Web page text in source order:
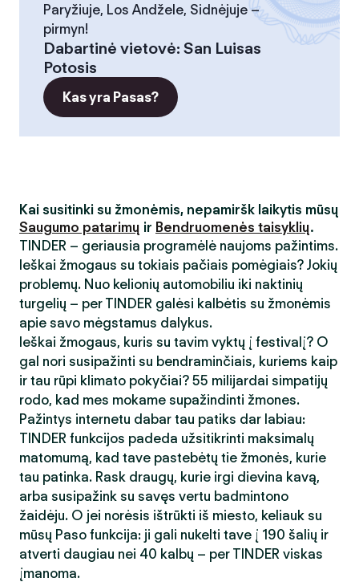
Paryžiuje, Los Andžele, Sidnėjuje –
pirmyn!
Dabartinė vietovė: San Luisas
Potosis
Kas yra Pasas?
Kai susitinki su žmonėmis, nepamiršk laikytis mūsų
Saugumo patarimų ir Bendruomenės taisyklių.
TINDER – geriausia programėlė naujoms pažintims.
Ieškai žmogaus su tokiais pačiais pomėgiais? Jokių
problemų. Nuo kelionių automobiliu iki naktinių
turgelių – per TINDER galėsi kalbėtis su žmonėmis
apie savo mėgstamus dalykus.
Ieškai žmogaus, kuris su tavim vyktų į festivalį? O
gal nori susipažinti su bendraminčiais, kuriems kaip
ir tau rūpi klimato pokyčiai? 55 milijardai simpatijų
rodo, kad mes mokame supažindinti žmones.
Pažintys internetu dabar tau patiks dar labiau:
TINDER funkcijos padeda užsitikrinti maksimalų
matomumą, kad tave pastebėtų tie žmonės, kurie
tau patinka. Rask draugų, kurie irgi dievina kavą,
arba susipažink su savęs vertu badmintono
žaidėju. O jei norėsis ištrūkti iš miesto, keliauk su
mūsų Paso funkcija: ji gali nukelti tave į 190 šalių ir
atverti daugiau nei 40 kalbų – per TINDER viskas
įmanoma.